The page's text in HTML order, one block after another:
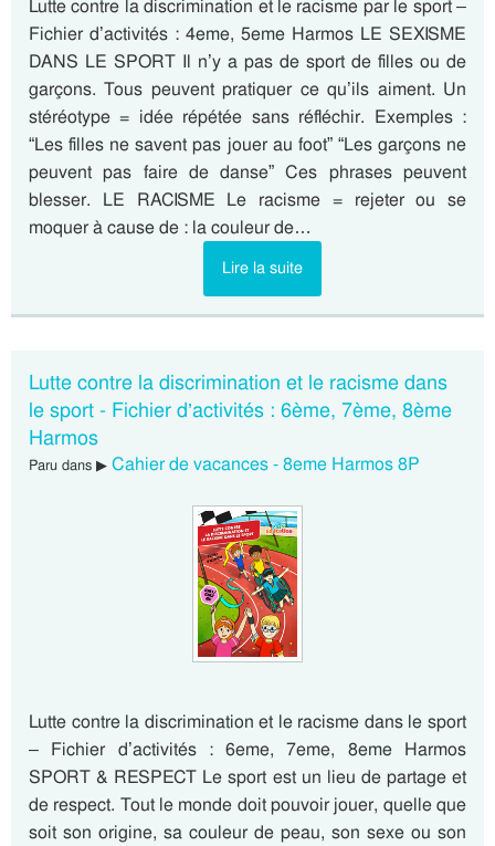
Lutte contre la discrimination et le racisme par le sport –
Fichier d’activités : 4eme, 5eme Harmos LE SEXISME
DANS LE SPORT Il n’y a pas de sport de filles ou de
garçons. Tous peuvent pratiquer ce qu’ils aiment. Un
stéréotype = idée répétée sans réfléchir. Exemples :
“Les filles ne savent pas jouer au foot” “Les garçons ne
peuvent pas faire de danse” Ces phrases peuvent
blesser. LE RACISME Le racisme = rejeter ou se
moquer à cause de : la couleur de…
Lire la suite
Lutte contre la discrimination et le racisme dans
le sport - Fichier d’activités : 6ème, 7ème, 8ème
Harmos
Paru dans ▶ Cahier de vacances - 8eme Harmos 8P
Lutte contre la discrimination et le racisme dans le sport
– Fichier d’activités : 6eme, 7eme, 8eme Harmos
SPORT & RESPECT Le sport est un lieu de partage et
de respect. Tout le monde doit pouvoir jouer, quelle que
soit son origine, sa couleur de peau, son sexe ou son